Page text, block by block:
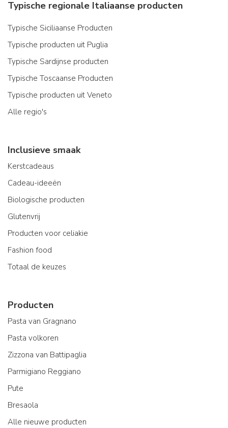
Typische regionale Italiaanse producten
Typische Siciliaanse Producten
Typische producten uit Puglia
Typische Sardijnse producten
Typische Toscaanse Producten
Typische producten uit Veneto
Alle regio's
Inclusieve smaak
Kerstcadeaus
Cadeau-ideeën
Biologische producten
Glutenvrij
Producten voor celiakie
Fashion food
Totaal de keuzes
Producten
Pasta van Gragnano
Pasta volkoren
Zizzona van Battipaglia
Parmigiano Reggiano
Pute
Bresaola
Alle nieuwe producten